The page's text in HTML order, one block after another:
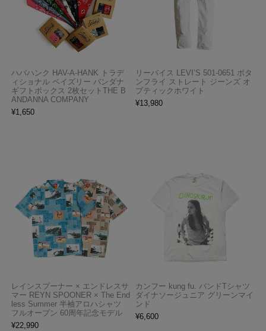
ハバハンク HAV-A-HANK トラデ
ィショナル ペイズリー バンダナ
ギフトボックス 2枚セットTHE B
ANDANNA COMPANY
¥1,650
リーバイス LEVI’S 501-0651 ボタ
ンフライ ストレート ジーンズ オ
プティックホワイト
¥13,980
レインスプーナー × エンドレスサ
マー REYN SPOONER × The End
less Summer 半袖アロハシャツ
フルオープン 60周年記念モデル
¥22,990
カンフー kung fu. バンドTシャツ
ダイナソージュニア グリーンマイ
ンド
¥6,600